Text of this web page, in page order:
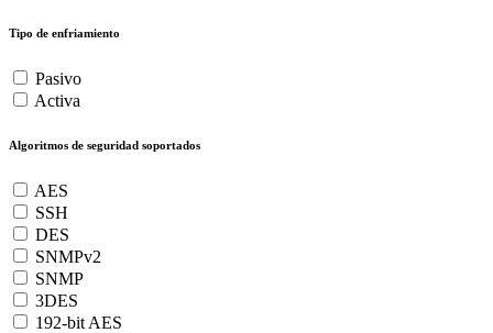
Tipo de enfriamiento
Pasivo
Activa
Algoritmos de seguridad soportados
AES
SSH
DES
SNMPv2
SNMP
3DES
192-bit AES